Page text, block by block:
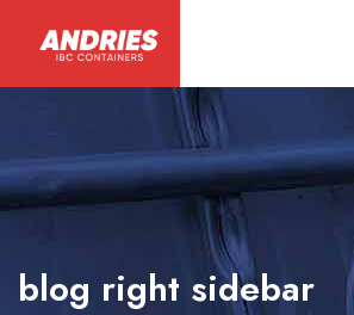
blog right sidebar